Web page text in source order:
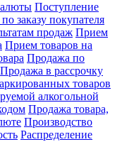
Поступление
заказу покупателя
продаж Прием
Прием товаров на
Продажа по
Продажа в рассрочку
товаров
алкогольной
Продажа товара,
Производство
Распределение